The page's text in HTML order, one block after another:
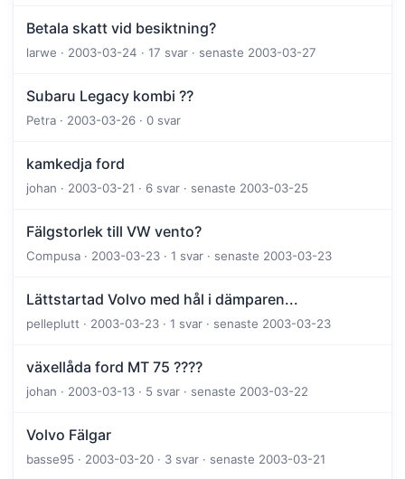
Betala skatt vid besiktning?
larwe · 2003-03-24 · 17 svar · senaste 2003-03-27
Subaru Legacy kombi ??
Petra · 2003-03-26 · 0 svar
kamkedja ford
johan · 2003-03-21 · 6 svar · senaste 2003-03-25
Fälgstorlek till VW vento?
Compusa · 2003-03-23 · 1 svar · senaste 2003-03-23
Lättstartad Volvo med hål i dämparen...
pelleplutt · 2003-03-23 · 1 svar · senaste 2003-03-23
växellåda ford MT 75 ????
johan · 2003-03-13 · 5 svar · senaste 2003-03-22
Volvo Fälgar
basse95 · 2003-03-20 · 3 svar · senaste 2003-03-21